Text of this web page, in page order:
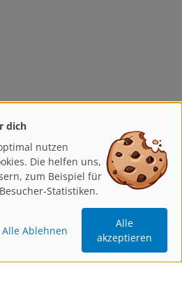
dich
nutzen
Die helfen uns,
zum Beispiel für
Statistiken.
Alle Ablehnen
Alle
akzeptieren